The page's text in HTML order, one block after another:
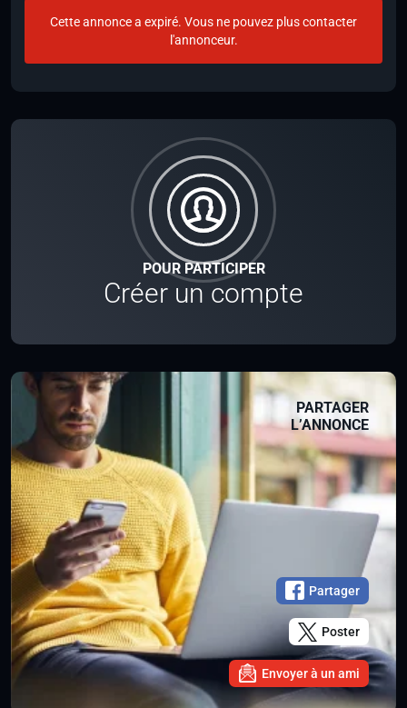
POUR PARTICIPER
Créer un compte
PARTAGER
L’ANNONCE
Partager
Poster
Envoyer à un ami
Cette annonce a expiré. Vous ne pouvez plus contacter
l'annonceur.